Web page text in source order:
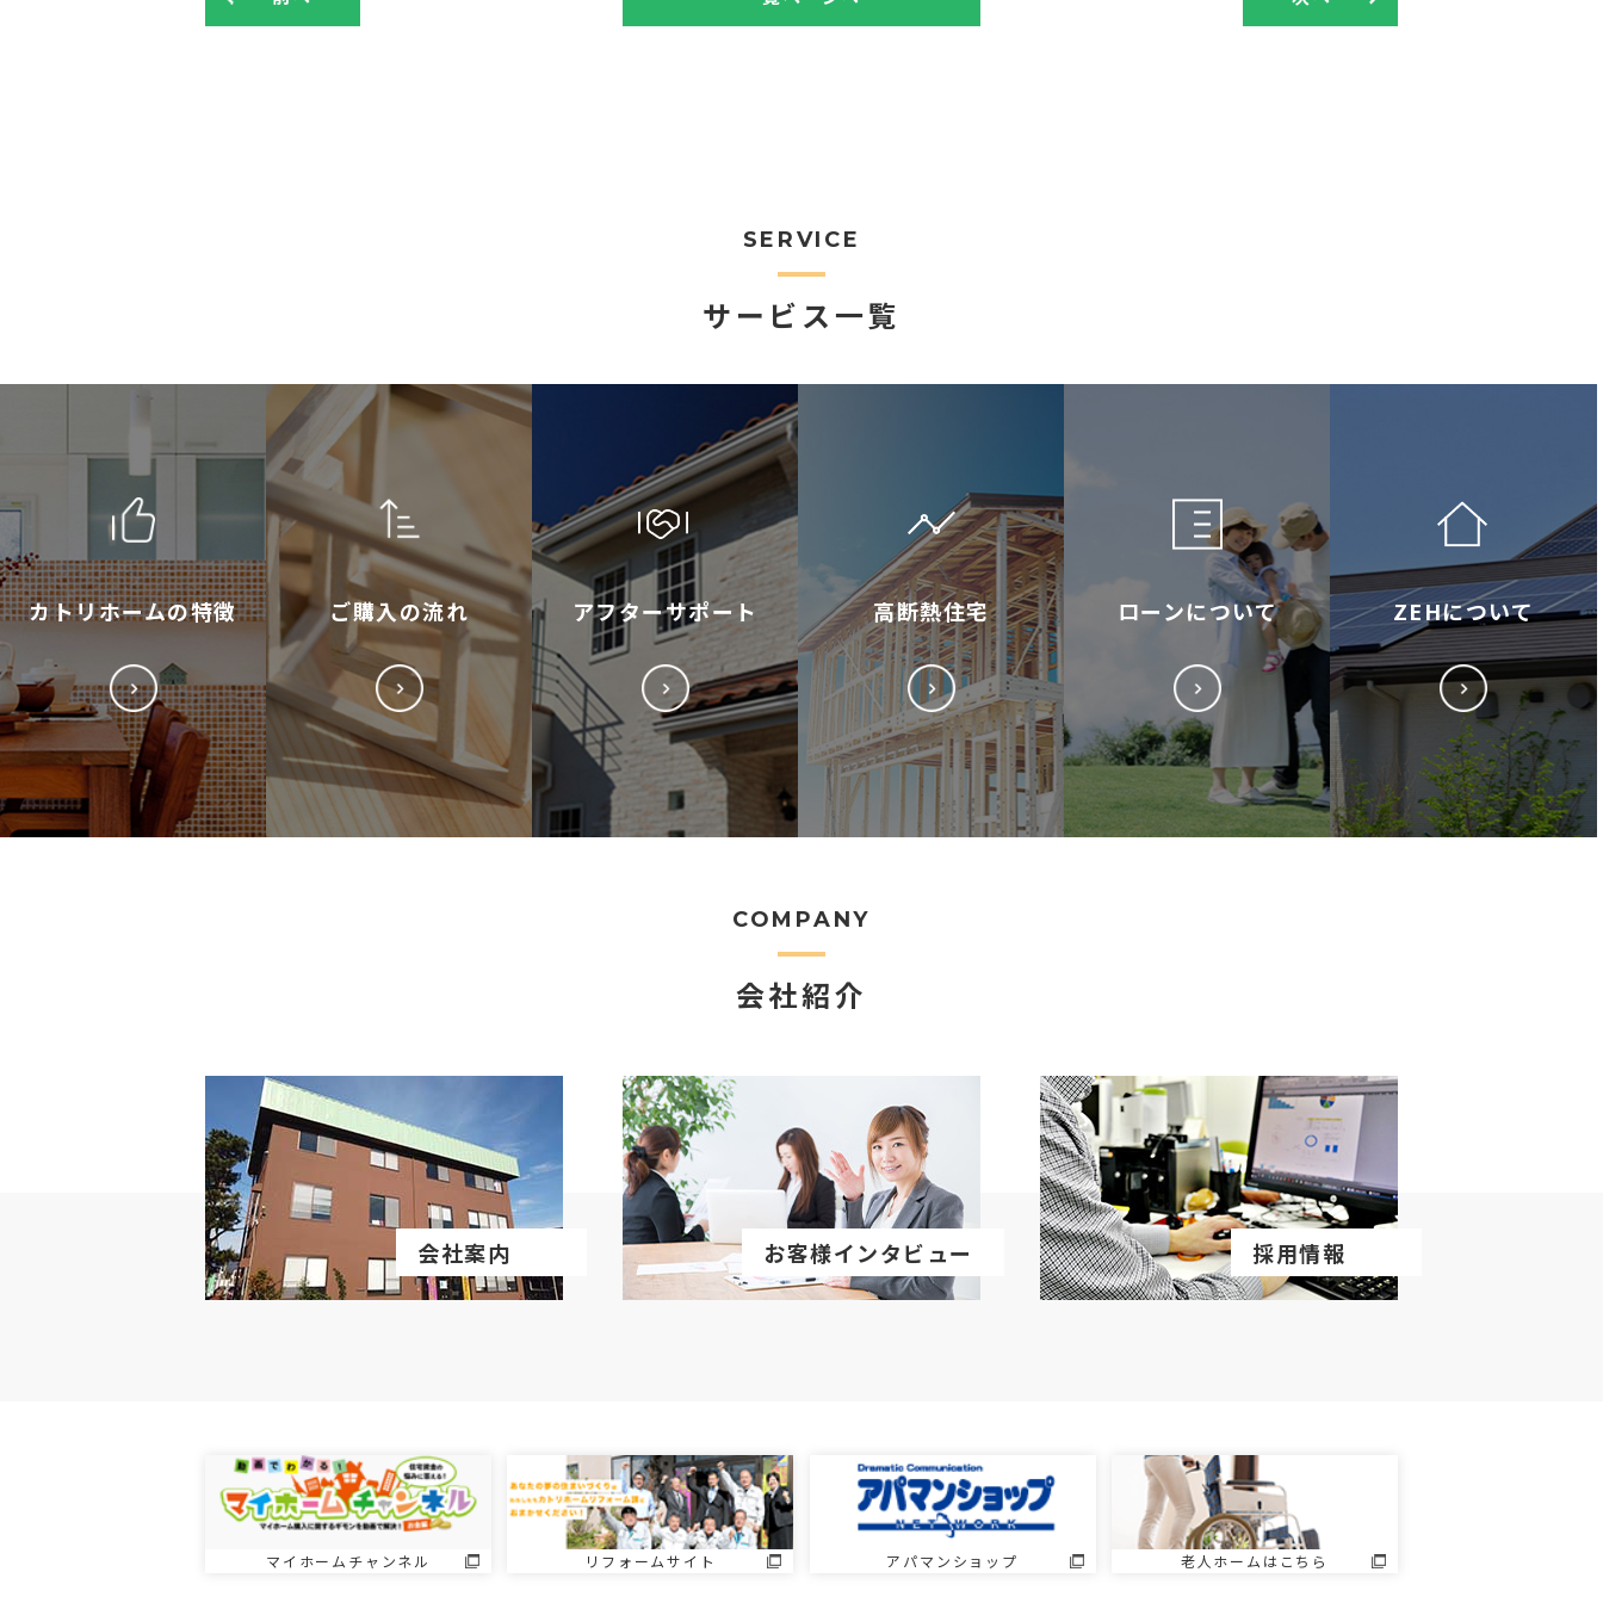
SERVICE
サービス一覧
カトリホームの特徴 ご購入の流れ アフターサポート 高断熱住宅 ローンについて ZEHについて
COMPANY
会社紹介
会社案内 お客様インタビュー 採用情報
マイホームチャンネル リフォームサイト アパマンショップ 老人ホームはこちら